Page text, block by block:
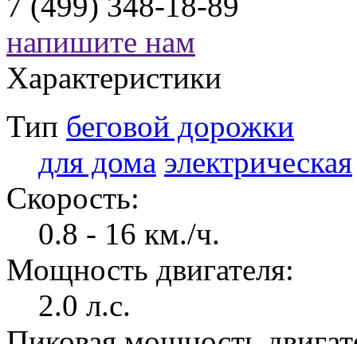
напишите нам
Характеристики
Тип беговой дорожки
для дома электрическая
Скорость:
0.8 - 16 км./ч.
Мощность двигателя:
2.0 л.с.